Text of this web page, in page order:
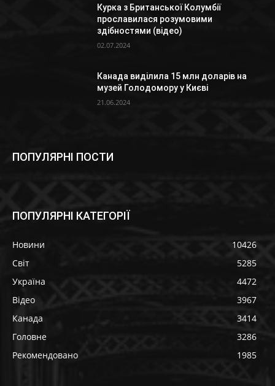
Курка з Британської Колумбії
прославилася розумовими
здібностями (відео)
02.07.2024
Канада виділила 15 млн доларів на
музей Голодомору у Києві
21.06.2024
ПОПУЛЯРНІ ПОСТИ
ПОПУЛЯРНІ КАТЕГОРІЇ
Новини
10426
Світ
5285
Україна
4472
Відео
3967
Канада
3414
Головне
3286
Рекомендовано
1985